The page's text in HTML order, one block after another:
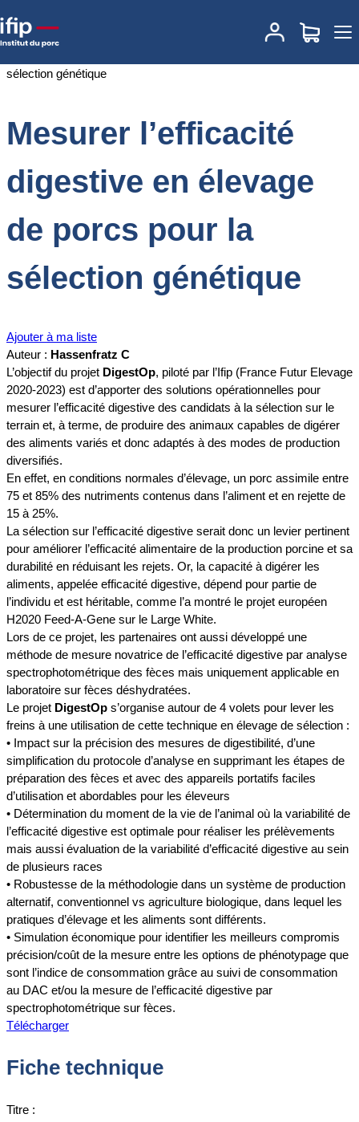
Accueil
Mesurer l’efficacité digestive en élevage
de porcs pour la sélection génétique
Mesurer l’efficacité
digestive en élevage
de porcs pour la
sélection génétique
Ajouter à ma liste
Auteur : Hassenfratz C
L’objectif du projet DigestOp, piloté par l’Ifip (France Futur Elevage
2020-2023) est d’apporter des solutions opérationnelles pour
mesurer l’efficacité digestive des candidats à la sélection sur le
terrain et, à terme, de produire des animaux capables de digérer
des aliments variés et donc adaptés à des modes de production
diversifiés.
En effet, en conditions normales d’élevage, un porc assimile entre
75 et 85% des nutriments contenus dans l’aliment et en rejette de
15 à 25%.
La sélection sur l’efficacité digestive serait donc un levier pertinent
pour améliorer l’efficacité alimentaire de la production porcine et sa
durabilité en réduisant les rejets. Or, la capacité à digérer les
aliments, appelée efficacité digestive, dépend pour partie de
l’individu et est héritable, comme l’a montré le projet européen
H2020 Feed-A-Gene sur le Large White.
Lors de ce projet, les partenaires ont aussi développé une
méthode de mesure novatrice de l’efficacité digestive par analyse
spectrophotométrique des fèces mais uniquement applicable en
laboratoire sur fèces déshydratées.
Le projet DigestOp s’organise autour de 4 volets pour lever les
freins à une utilisation de cette technique en élevage de sélection :
• Impact sur la précision des mesures de digestibilité, d’une
simplification du protocole d’analyse en supprimant les étapes de
préparation des fèces et avec des appareils portatifs faciles
d’utilisation et abordables pour les éleveurs
• Détermination du moment de la vie de l’animal où la variabilité de
l’efficacité digestive est optimale pour réaliser les prélèvements
mais aussi évaluation de la variabilité d’efficacité digestive au sein
de plusieurs races
• Robustesse de la méthodologie dans un système de production
alternatif, conventionnel vs agriculture biologique, dans lequel les
pratiques d’élevage et les aliments sont différents.
• Simulation économique pour identifier les meilleurs compromis
précision/coût de la mesure entre les options de phénotypage que
sont l’indice de consommation grâce au suivi de consommation
au DAC et/ou la mesure de l’efficacité digestive par
spectrophotométrique sur fèces.
Télécharger
Fiche technique
Titre :